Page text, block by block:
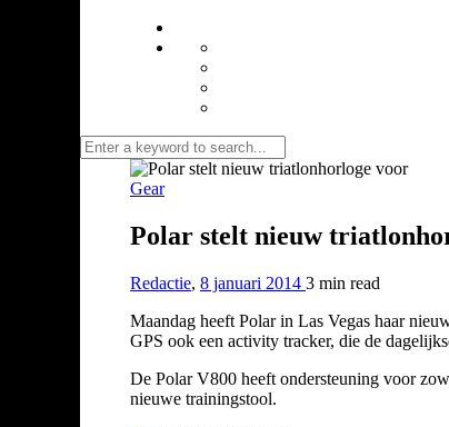
Gear
Polar stelt nieuw
Redactie, 8 januari 2014 3 min read
Maandag heeft Polar in Las Vegas haar
GPS ook een activity tracker, die de
De Polar V800 heeft ondersteuning voor
nieuwe trainingstool.